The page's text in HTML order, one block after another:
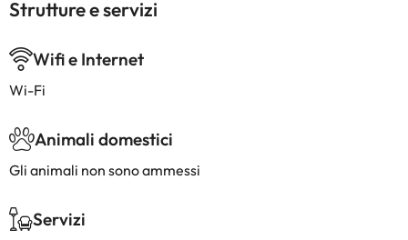
Strutture e servizi
Wifi e Internet
Wi-Fi
Animali domestici
Gli animali non sono ammessi
Servizi